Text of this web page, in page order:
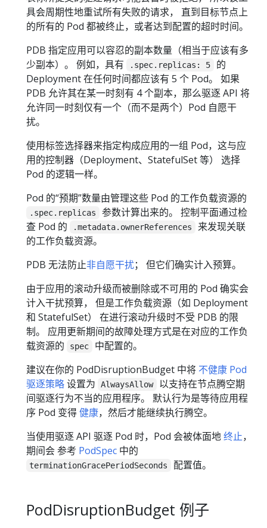
具会周期性地重试所有失败的请求， 直到目标节点上
的所有的 Pod 都被终止，或者达到配置的超时时间。
PDB 指定应用可以容忍的副本数量（相当于应该有多
少副本）。 例如，具有
.spec.replicas: 5
的
Deployment 在任何时间都应该有 5 个 Pod。 如果
PDB 允许其在某一时刻有 4 个副本，那么驱逐 API 将
允许同一时刻仅有一个（而不是两个）Pod 自愿干
扰。
使用标签选择器来指定构成应用的一组 Pod，这与应
用的控制器（Deployment、StatefulSet 等） 选择
Pod 的逻辑一样。
Pod 的“预期”数量由管理这些 Pod 的工作负载资源的
.spec.replicas
参数计算出来的。 控制平面通过检
查 Pod 的
.metadata.ownerReferences
来发现关联
的工作负载资源。
PDB 无法防止非自愿干扰； 但它们确实计入预算。
由于应用的滚动升级而被删除或不可用的 Pod 确实会
计入干扰预算， 但是工作负载资源（如 Deployment
和 StatefulSet） 在进行滚动升级时不受 PDB 的限
制。 应用更新期间的故障处理方式是在对应的工作负
载资源的
spec
中配置的。
建议在你的 PodDisruptionBudget 中将 不健康 Pod
驱逐策略设置为 AlwaysAllow
以支持在节点腾空期
间驱逐行为不当的应用程序。 默认行为是等待应用程
序 Pod 变得健康，然后才能继续执行腾空。
当使用驱逐 API 驱逐 Pod 时，Pod 会被体面地终止，
期间会 参考 PodSpec 中的
terminationGracePeriodSeconds 配置值。
PodDisruptionBudget 例子